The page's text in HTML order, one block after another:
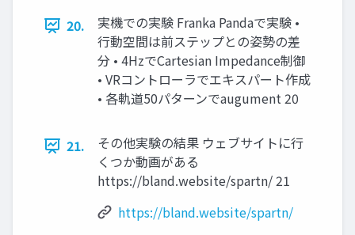
20.
実機での実験 Franka Pandaで実験 •
行動空間は前ステップとの姿勢の差
分 • 4HzでCartesian Impedance制御
• VRコントローラでエキスパート作成
• 各軌道50パターンでaugument 20
21.
その他実験の結果 ウェブサイトに行
くつか動画がある
https://bland.website/spartn/ 21
https://bland.website/spartn/